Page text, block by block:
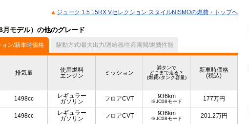
ジューク 1.5 15RX Vセレクション スタイルNISMOの燃費・トップヘ
モデル）の他のグレード
ン/新車時価格 駆動方式/最大出力/過給器/生産期間/燃費性能
排気量
使用燃料
エンジン
ミッション
満タンで
どこまで走る？
(燃費xタンク容量)
新車時価格
(税込)
1498cc
レギュラー
ガソリン
フロアCVT 936km
※JC08モード 177万円
1498cc
レギュラー
ガソリン
フロアCVT 936km
※JC08モード 201.2万円